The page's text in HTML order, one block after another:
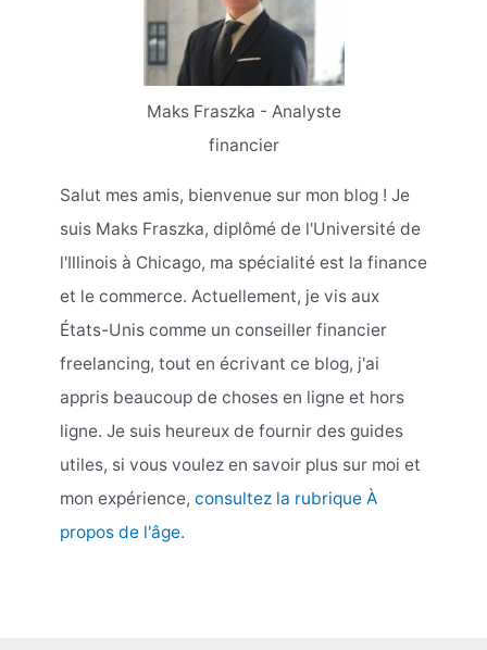
Maks Fraszka - Analyste
financier
Salut mes amis, bienvenue sur mon blog ! Je
suis Maks Fraszka, diplômé de l'Université de
l'Illinois à Chicago, ma spécialité est la finance
et le commerce. Actuellement, je vis aux
États-Unis comme un conseiller financier
freelancing, tout en écrivant ce blog, j'ai
appris beaucoup de choses en ligne et hors
ligne. Je suis heureux de fournir des guides
utiles, si vous voulez en savoir plus sur moi et
mon expérience, consultez la rubrique À
propos de l'âge.